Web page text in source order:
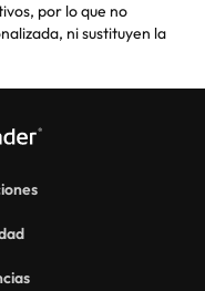
por lo que no
ni sustituyen la